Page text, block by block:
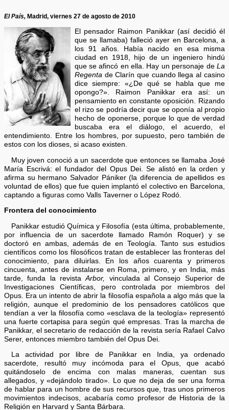
El País, Madrid, viernes 27 de agosto de 2010
El pensador Raimon Panikkar (así decidió él
que se llamaba) falleció ayer en Barcelona, a
los 91 años. Había nacido en esa misma
ciudad en 1918, hijo de un ingeniero hindú
que se afincó en ella. Hay un personaje de La
Regenta de Clarín que cuando llega al casino
dice siempre: «¿De qué se habla que me
opongo?». Raimon Panikkar era así: un
pensamiento en constante oposición. Rizando
el rizo se podría decir que se oponía al propio
hecho de oponerse, porque lo que de verdad
buscaba era el diálogo, el acuerdo, el
entendimiento. Entre los hombres, por supuesto, pero también de
estos con los dioses, si acaso existen.
Muy joven conoció a un sacerdote que entonces se llamaba José
María Escrivá: el fundador del Opus Dei. Se alistó en la orden y
afirma su hermano Salvador Pániker (la diferencia de apellidos es
voluntad de ellos) que fue quien implantó el colectivo en Barcelona,
captando a figuras como Valls Taverner o López Rodó.
Frontera del conocimiento
Panikkar estudió Química y Filosofía (esta última, probablemente,
por influencia de un sacerdote llamado Ramón Roquer) y se
doctoró en ambas, además de en Teología. Tanto sus estudios
científicos como los filosóficos tratan de establecer las fronteras del
conocimiento, para diluirlas. En los años cuarenta y primeros
cincuenta, antes de instalarse en Roma, primero, y en India, más
tarde, funda la revistaArbor,
vinculada al Consejo Superior de
Investigaciones Científicas, pero controlada por miembros del
Opus. Era un intento de abrir la filosofía española a algo más que la
religión, aunque el predominio de los pensadores católicos que
tendían a ver la filosofía como «esclava de la teología» representó
una fuerte cortapisa para según qué empresas. Tras la marcha de
Panikkar, el secretario de redacción de la revista sería Rafael Calvo
Serer, entonces miembro también del Opus Dei.
La actividad por libre de Panikkar en India, ya ordenado
sacerdote, resultó muy incómoda para el Opus, que acabó
quitándoselo de encima con malas maneras, cuentan sus
allegados, y «dejándolo tirado». Lo que no deja de ser una forma
de hablar para un hombre de sus recursos que, tras unos primeros
movimientos indecisos, acabaría como profesor de Historia de la
Religión en Harvard y Santa Bárbara.